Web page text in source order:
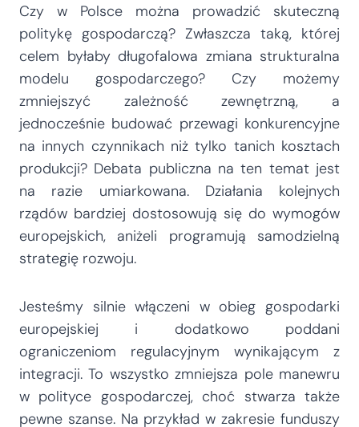
Czy w Polsce można prowadzić skuteczną
politykę gospodarczą? Zwłaszcza taką, której
celem byłaby długofalowa zmiana strukturalna
modelu gospodarczego? Czy możemy
zmniejszyć zależność zewnętrzną, a
jednocześnie budować przewagi konkurencyjne
na innych czynnikach niż tylko tanich kosztach
produkcji? Debata publiczna na ten temat jest
na razie umiarkowana. Działania kolejnych
rządów bardziej dostosowują się do wymogów
europejskich, aniżeli programują samodzielną
strategię rozwoju.
Jesteśmy silnie włączeni w obieg gospodarki
europejskiej i dodatkowo poddani
ograniczeniom regulacyjnym wynikającym z
integracji. To wszystko zmniejsza pole manewru
w polityce gospodarczej, choć stwarza także
pewne szanse. Na przykład w zakresie funduszy